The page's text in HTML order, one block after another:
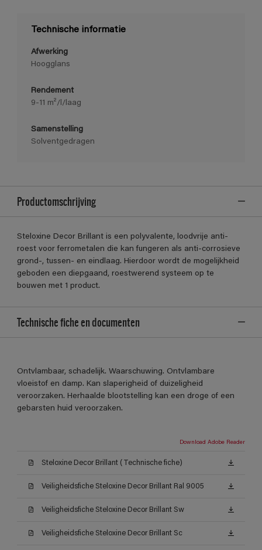
Technische informatie
Afwerking
Hoogglans
Rendement
9-11 m²/l/laag
Samenstelling
Solventgedragen
Productomschrijving
Steloxine Decor Brillant is een polyvalente, loodvrije anti-
roest voor ferrometalen die kan fungeren als anti-corrosieve
grond-, tussen- en eindlaag. Hierdoor wordt de mogelijkheid
geboden een diepgaand, roestwerend systeem op te
bouwen met 1 product.
Technische fiche en documenten
Ontvlambaar, schadelijk. Waarschuwing. Ontvlambare
vloeistof en damp. Kan slaperigheid of duizeligheid
veroorzaken. Herhaalde blootstelling kan een droge of een
gebarsten huid veroorzaken.
Download Adobe Reader
Steloxine Decor Brillant (Technische fiche)
Veiligheidsfiche Steloxine Decor Brillant Ral 9005
Veiligheidsfiche Steloxine Decor Brillant Sw
Veiligheidsfiche Steloxine Decor Brillant Sc